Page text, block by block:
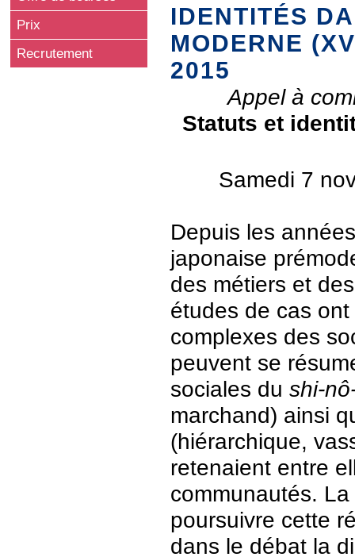
Prix
Recrutement
IDENTITÉS
MODERNE
2015
Appel à
Statuts et
Samedi 7
Depuis les
japonaise
des métiers et
études de cas
complexes des
peuvent se
sociales du shi-
marchand) ainsi
(hiérarchique,
retenaient entre
communautés.
poursuivre cette
dans le débat la